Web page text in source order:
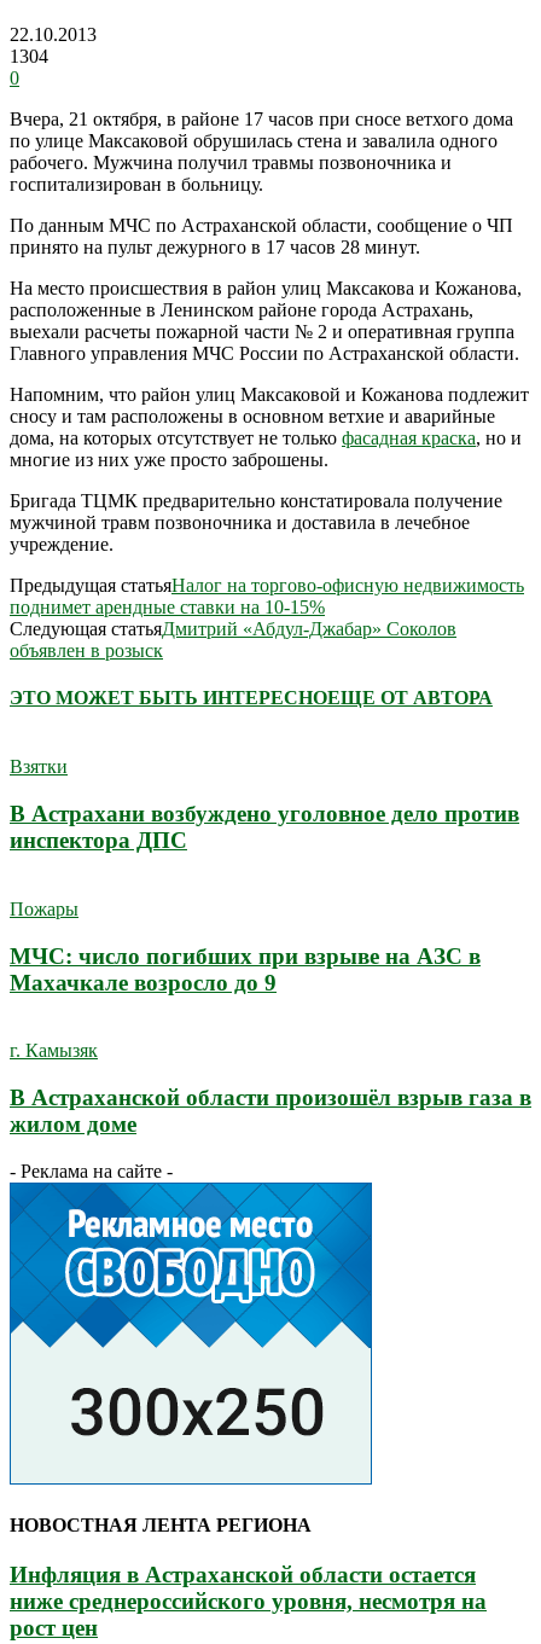
22.10.2013
1304
0
Вчера, 21 октября, в районе 17 часов при сносе ветхого дома
по улице Максаковой обрушилась стена и завалила одного
рабочего. Мужчина получил травмы позвоночника и
госпитализирован в больницу.
По данным МЧС по Астраханской области, сообщение о ЧП
принято на пульт дежурного в 17 часов 28 минут.
На место происшествия в район улиц Максакова и Кожанова,
расположенные в Ленинском районе города Астрахань,
выехали расчеты пожарной части № 2 и оперативная группа
Главного управления МЧС России по Астраханской области.
Напомним, что район улиц Максаковой и Кожанова подлежит
сносу и там расположены в основном ветхие и аварийные
дома, на которых отсутствует не только фасадная краска, но и
многие из них уже просто заброшены.
Бригада ТЦМК предварительно констатировала получение
мужчиной травм позвоночника и доставила в лечебное
учреждение.
Предыдущая статьяНалог на торгово-офисную недвижимость
поднимет арендные ставки на 10-15%
Следующая статьяДмитрий «Абдул-Джабар» Соколов
объявлен в розыск
ЭТО МОЖЕТ БЫТЬ ИНТЕРЕСНОЕЩЕ ОТ АВТОРА
Взятки
В Астрахани возбуждено уголовное дело против
инспектора ДПС
Пожары
МЧС: число погибших при взрыве на АЗС в
Махачкале возросло до 9
г. Камызяк
В Астраханской области произошёл взрыв газа в
жилом доме
- Реклама на сайте -
НОВОСТНАЯ ЛЕНТА РЕГИОНА
Инфляция в Астраханской области остается
ниже среднероссийского уровня, несмотря на
рост цен